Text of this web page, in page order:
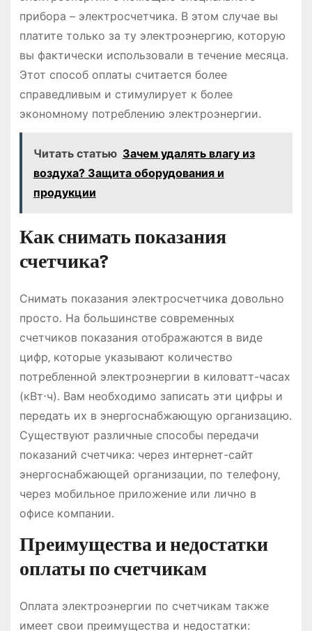
прибора – электросчетчика․ В этом случае вы
платите только за ту электроэнергию‚ которую
вы фактически использовали в течение месяца․
Этот способ оплаты считается более
справедливым и стимулирует к более
экономному потреблению электроэнергии․
Читать статью Зачем удалять влагу из
воздуха? Защита оборудования и
продукции
Как снимать показания
счетчика?
Снимать показания электросчетчика довольно
просто․ На большинстве современных
счетчиков показания отображаются в виде
цифр‚ которые указывают количество
потребленной электроэнергии в киловатт-часах
(кВт⋅ч)․ Вам необходимо записать эти цифры и
передать их в энергоснабжающую организацию․
Существуют различные способы передачи
показаний счетчика: через интернет-сайт
энергоснабжающей организации‚ по телефону‚
через мобильное приложение или лично в
офисе компании․
Преимущества и недостатки
оплаты по счетчикам
Оплата электроэнергии по счетчикам также
имеет свои преимущества и недостатки: